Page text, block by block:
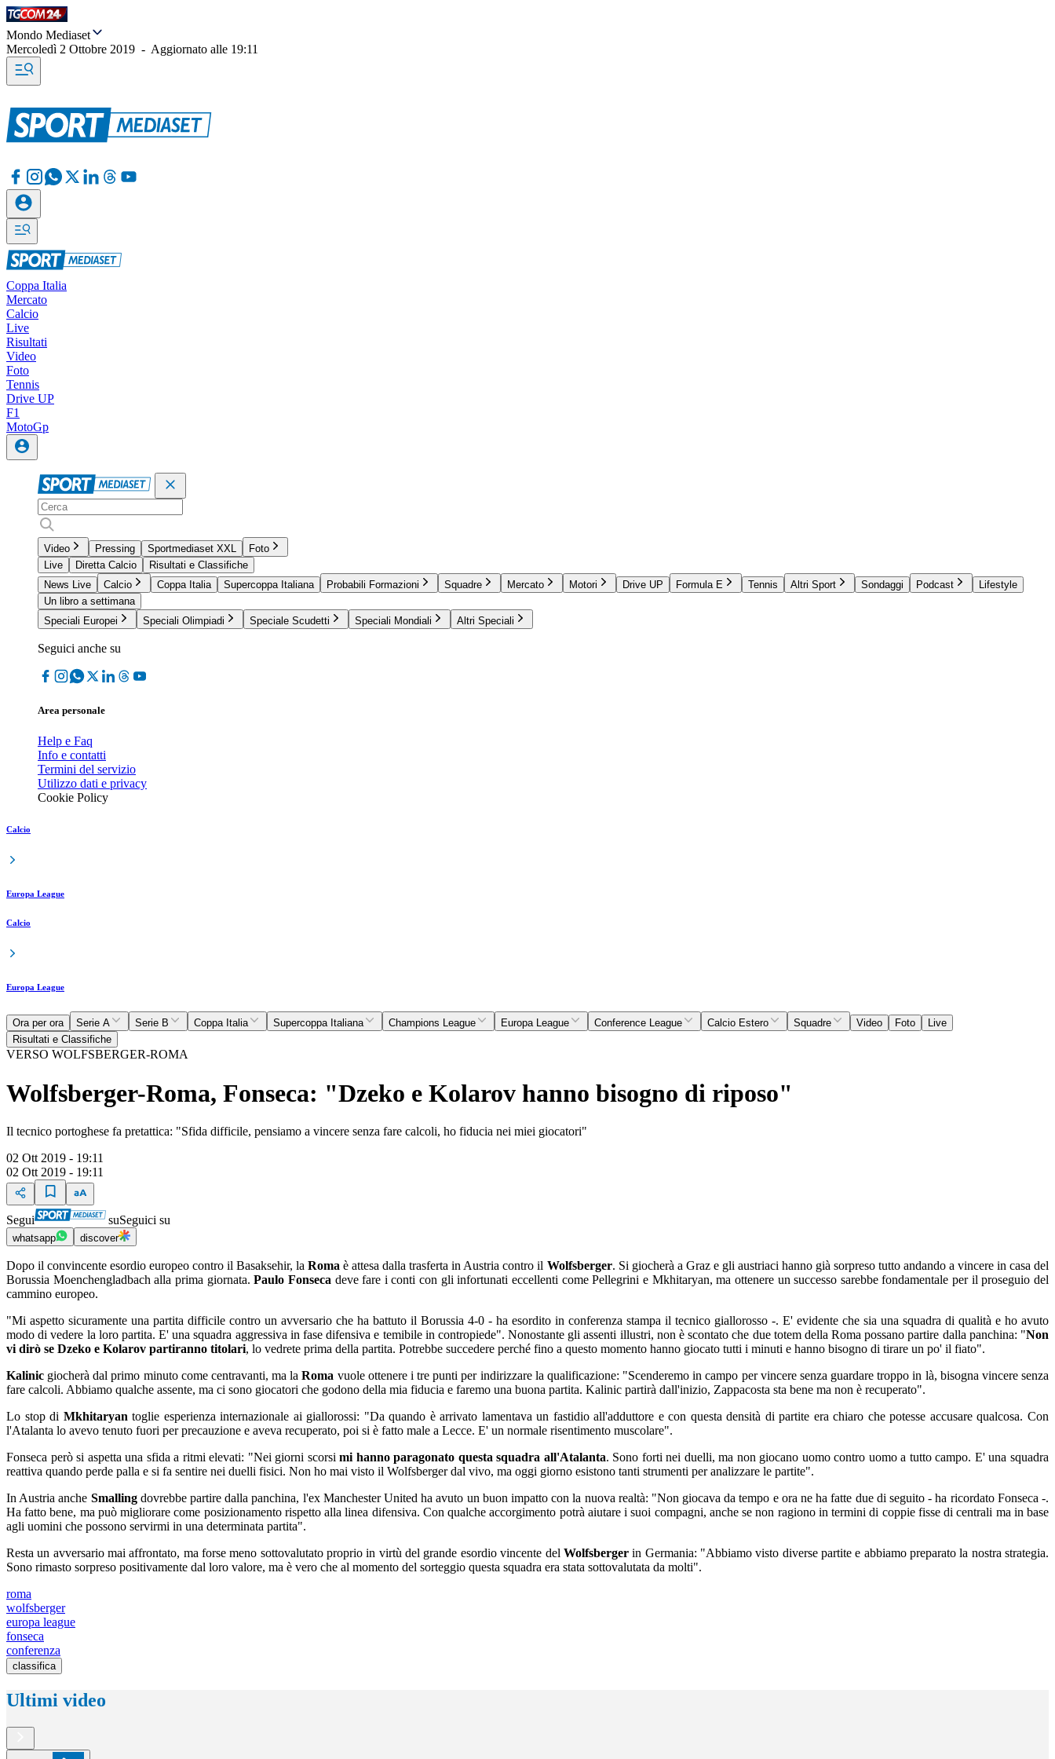
Mondo Mediaset
Mercoledì 2 Ottobre 2019 - Aggiornato alle 19:11
Coppa Italia
Mercato
Calcio
Live
Risultati
Video
Foto
Tennis
Drive UP
F1
MotoGp
Video Pressing Sportmediaset XXL
Foto
Live
Diretta Calcio
Risultati e Classifiche
News Live
Calcio Coppa Italia Supercoppa Italiana Probabili Formazioni Squadre Mercato Motori Drive UP Formula E Tennis Altri Sport Sondaggi Podcast
Lifestyle
Un libro a settimana
Speciali Europei
Speciali Olimpiadi Speciale Scudetti Speciali Mondiali Altri Speciali
Seguici anche su
Area personale
Help e Faq
Info e contatti
Termini del servizio
Utilizzo dati e privacy
Cookie Policy
Calcio
Europa League
Calcio
Europa League
Ora per ora Serie A Serie B Coppa Italia Supercoppa Italiana Champions League Europa League Conference League Calcio Estero Squadre Video Foto
Live
Risultati e Classifiche
VERSO WOLFSBERGER-ROMA
Wolfsberger-Roma, Fonseca: "Dzeko e Kolarov hanno bisogno di riposo"
Il tecnico portoghese fa pretattica: "Sfida difficile, pensiamo a vincere senza fare calcoli, ho fiducia nei miei giocatori"
02 Ott 2019 - 19:11
02 Ott 2019 - 19:11
Segui suSeguici su
whatsapp discover
Dopo il convincente esordio europeo contro il Basaksehir, laRoma è attesa dalla trasferta in Austria contro il Wolfsberger. Si giocherà a Graz e gli austriaci hanno già sorpreso tutto andando a vincere in casa del
Borussia Moenchengladbach alla prima giornata.Paulo Fonseca deve fare i conti con gli infortunati eccellenti come Pellegrini e Mkhitaryan, ma ottenere un successo sarebbe fondamentale per il proseguio del
cammino europeo.
"Mi aspetto sicuramente una partita difficile contro un avversario che ha battuto il Borussia 4-0 - ha esordito in conferenza stampa il tecnico giallorosso -. E' evidente che sia una squadra di qualità e ho avuto
modo di vedere la loro partita. E' una squadra aggressiva in fase difensiva e temibile in contropiede". Nonostante gli assenti illustri, non è scontato che due totem della Roma possano partire dalla panchina: "Non
vi dirò se Dzeko e Kolarov partiranno titolari, lo vedrete prima della partita. Potrebbe succedere perché fino a questo momento hanno giocato tutti i minuti e hanno bisogno di tirare un po' il fiato".
Kalinic giocherà dal primo minuto come centravanti, ma laRoma vuole ottenere i tre punti per indirizzare la qualificazione: "Scenderemo in campo per vincere senza guardare troppo in là, bisogna vincere senza
fare calcoli. Abbiamo qualche assente, ma ci sono giocatori che godono della mia fiducia e faremo una buona partita. Kalinic partirà dall'inizio, Zappacosta sta bene ma non è recuperato".
Lo stop di Mkhitaryan toglie esperienza internazionale ai giallorossi: "Da quando è arrivato lamentava un fastidio all'adduttore e con questa densità di partite era chiaro che potesse accusare qualcosa. Con
l'Atalanta lo avevo tenuto fuori per precauzione e aveva recuperato, poi si è fatto male a Lecce. E' un normale risentimento muscolare".
Fonseca però si aspetta una sfida a ritmi elevati: "Nei giorni scorsimi hanno paragonato questa squadra all'Atalanta. Sono forti nei duelli, ma non giocano uomo contro uomo a tutto campo. E' una squadra
reattiva quando perde palla e si fa sentire nei duelli fisici. Non ho mai visto il Wolfsberger dal vivo, ma oggi giorno esistono tanti strumenti per analizzare le partite".
In Austria anche Smallingdovrebbe partire dalla panchina, l'ex Manchester United ha avuto un buon impatto con la nuova realtà: "Non giocava da tempo e ora ne ha fatte due di seguito - ha ricordato Fonseca -.
Ha fatto bene, ma può migliorare come posizionamento rispetto alla linea difensiva. Con qualche accorgimento potrà aiutare i suoi compagni, anche se non ragiono in termini di coppie fisse di centrali ma in base
agli uomini che possono servirmi in una determinata partita".
Resta un avversario mai affrontato, ma forse meno sottovalutato proprio in virtù del grande esordio vincente del Wolfsbergerin Germania: "Abbiamo visto diverse partite e abbiamo preparato la nostra strategia.
Sono rimasto sorpreso positivamente dal loro valore, ma è vero che al momento del sorteggio questa squadra era stata sottovalutata da molti".
roma
wolfsberger
europa league
fonseca
conferenza
classifica
Ultimi video